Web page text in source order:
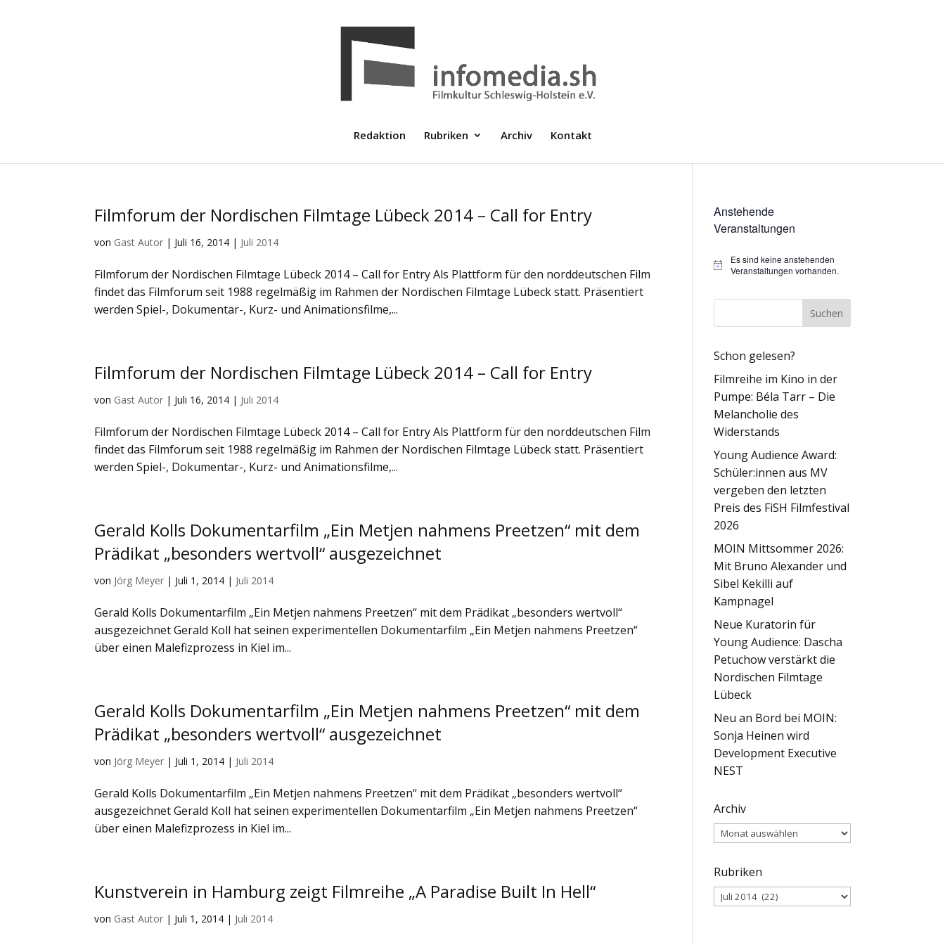
Redaktion Rubriken Archiv Kontakt
Filmforum der Nordischen Filmtage Lübeck 2014 – Call for Entry
von Gast Autor | Juli 16, 2014 | Juli 2014
Filmforum der Nordischen Filmtage Lübeck 2014 – Call for Entry Als Plattform für den norddeutschen Film
findet das Filmforum seit 1988 regelmäßig im Rahmen der Nordischen Filmtage Lübeck statt. Präsentiert
werden Spiel-, Dokumentar-, Kurz- und Animationsfilme,...
Filmforum der Nordischen Filmtage Lübeck 2014 – Call for Entry
von Gast Autor | Juli 16, 2014 | Juli 2014
Filmforum der Nordischen Filmtage Lübeck 2014 – Call for Entry Als Plattform für den norddeutschen Film
findet das Filmforum seit 1988 regelmäßig im Rahmen der Nordischen Filmtage Lübeck statt. Präsentiert
werden Spiel-, Dokumentar-, Kurz- und Animationsfilme,...
Gerald Kolls Dokumentarfilm „Ein Metjen nahmens Preetzen“ mit dem
Prädikat „besonders wertvoll“ ausgezeichnet
von Jörg Meyer | Juli 1, 2014 | Juli 2014
Gerald Kolls Dokumentarfilm „Ein Metjen nahmens Preetzen“ mit dem Prädikat „besonders wertvoll“
ausgezeichnet Gerald Koll hat seinen experimentellen Dokumentarfilm „Ein Metjen nahmens Preetzen“
über einen Malefizprozess in Kiel im...
Gerald Kolls Dokumentarfilm „Ein Metjen nahmens Preetzen“ mit dem
Prädikat „besonders wertvoll“ ausgezeichnet
von Jörg Meyer | Juli 1, 2014 | Juli 2014
Gerald Kolls Dokumentarfilm „Ein Metjen nahmens Preetzen“ mit dem Prädikat „besonders wertvoll“
ausgezeichnet Gerald Koll hat seinen experimentellen Dokumentarfilm „Ein Metjen nahmens Preetzen“
über einen Malefizprozess in Kiel im...
Kunstverein in Hamburg zeigt Filmreihe „A Paradise Built In Hell“
von Gast Autor | Juli 1, 2014 | Juli 2014
Anstehende
Veranstaltungen
Hinweis
Es sind keine anstehenden
Veranstaltungen vorhanden.
Schon gelesen?
Filmreihe im Kino in der
Pumpe: Béla Tarr – Die
Melancholie des
Widerstands
Young Audience Award:
Schüler:innen aus MV
vergeben den letzten
Preis des FiSH Filmfestival
2026
MOIN Mittsommer 2026:
Mit Bruno Alexander und
Sibel Kekilli auf
Kampnagel
Neue Kuratorin für
Young Audience: Dascha
Petuchow verstärkt die
Nordischen Filmtage
Lübeck
Neu an Bord bei MOIN:
Sonja Heinen wird
Development Executive
NEST
Archiv
Archiv
Rubriken
Rubriken